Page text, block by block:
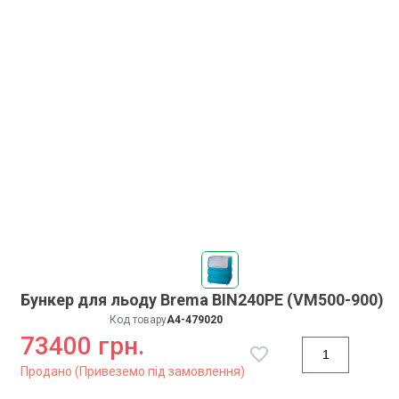
Бункер для льоду Brema BIN240PE (VM500-900)
Код товаруA4-479020
73400 грн.
Продано (Привеземо під замовлення)